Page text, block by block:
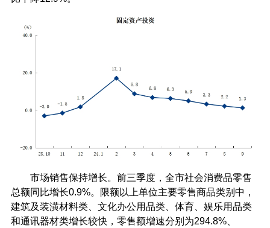
市场销售保持增长。前三季度，全市社会消费品零售
总额同比增长0.9%。限额以上单位主要零售商品类别中，
建筑及装潢材料类、文化办公用品类、体育、娱乐用品类
和通讯器材类增长较快，零售额增速分别为294.8%、